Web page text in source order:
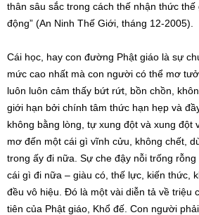
thân sâu sắc trong cách thế nhận thức
động” (An Ninh Thế Giới, tháng 12-2005).
Cái học, hay con đường Phật giáo là sự
mức cao nhất mà con người có thể mơ
luôn luôn cảm thấy bứt rứt, bồn chồn,
giới hạn bởi chính tâm thức hạn hẹp và
không bằng lòng, tự xung đột và xung đột
mơ đến một cái gì vĩnh cửu, không chết,
trong ấy đi nữa. Sự che đậy nỗi trống
cái gì đi nữa – giàu có, thế lực, kiến thức,
đều vô hiệu. Đó là một vài diễn tả về triệu
tiên của Phật giáo, Khổ đế. Con người